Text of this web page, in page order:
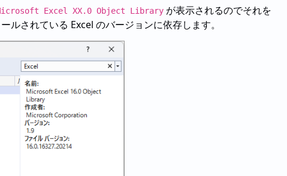
Excel XX.0 Object Library が表示されるのでそれを
されている Excel のバージョンに依存します。